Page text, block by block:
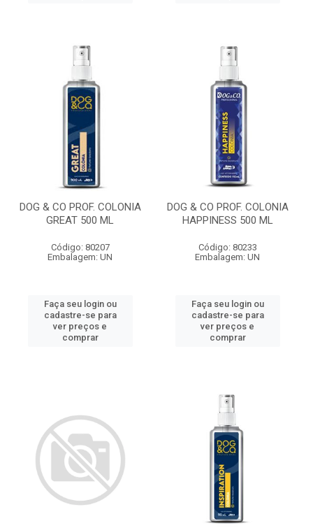
DOG & CO PROF. COLONIA
GREAT 500 ML
Código: 80207
Embalagem: UN
Faça seu login ou
cadastre-se para
ver preços e
comprar
DOG & CO PROF. COLONIA
HAPPINESS 500 ML
Código: 80233
Embalagem: UN
Faça seu login ou
cadastre-se para
ver preços e
comprar